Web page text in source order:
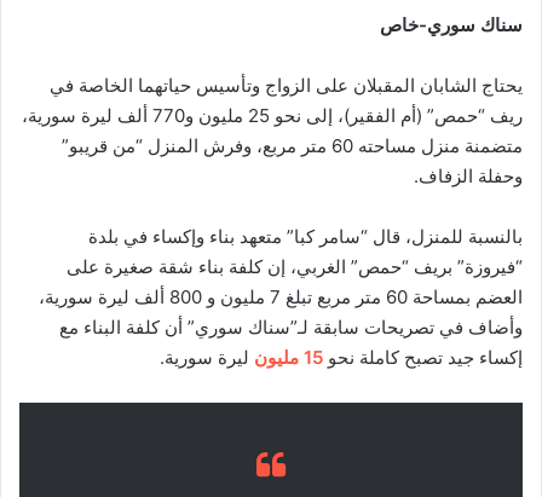
سناك سوري-خاص
يحتاج الشابان المقبلان على الزواج وتأسيس حياتهما الخاصة في
ريف “حمص” (أم الفقير)، إلى نحو 25 مليون و770 ألف ليرة سورية،
متضمنة منزل مساحته 60 متر مربع، وفرش المنزل “من قريبو”
وحفلة الزفاف.
بالنسبة للمنزل، قال “سامر كبا” متعهد بناء وإكساء في بلدة
“فيروزة” بريف “حمص” الغربي، إن كلفة بناء شقة صغيرة على
العضم بمساحة 60 متر مربع تبلغ 7 مليون و 800 ألف ليرة سورية،
وأضاف في تصريحات سابقة لـ”سناك سوري” أن كلفة البناء مع
إكساء جيد تصبح كاملة نحو 15 مليون ليرة سورية.